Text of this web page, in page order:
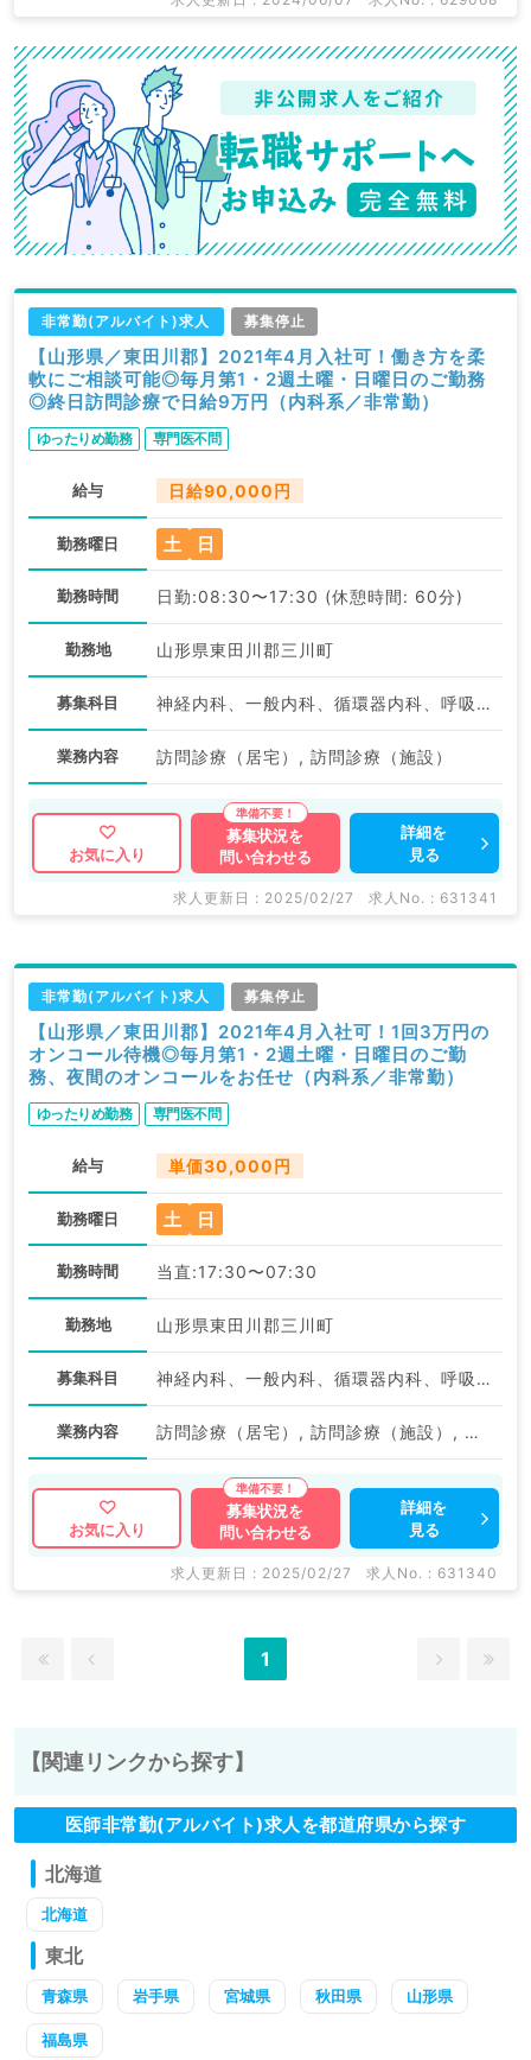
非常勤(アルバイト)求人 募集停止
【山形県／東田川郡】2021年4月入社可！働き方を柔
軟にご相談可能◎毎月第1・2週土曜・日曜日のご勤務
◎終日訪問診療で日給9万円（内科系／非常勤）
ゆったりめ勤務 専門医不問
給与 日給90,000円
勤務曜日 土 日
勤務時間 日勤:08:30〜17:30 (休憩時間: 60分)
勤務地 山形県東田川郡三川町
募集科目 神経内科、一般内科、循環器内科、呼吸器内科、消化器内科、内分泌・代謝内科、腎臓内科、老年内科、血液内科、外科系全般、一般外科、膠原病科
業務内容 訪問診療（居宅）, 訪問診療（施設）
お気に入り
募集状況を
問い合わせる
詳細を
見る
求人更新日 : 2025/02/27 求人No. : 631341
非常勤(アルバイト)求人 募集停止
【山形県／東田川郡】2021年4月入社可！1回3万円の
オンコール待機◎毎月第1・2週土曜・日曜日のご勤
務、夜間のオンコールをお任せ（内科系／非常勤）
ゆったりめ勤務 専門医不問
給与 単価30,000円
勤務曜日 土 日
勤務時間 当直:17:30〜07:30
勤務地 山形県東田川郡三川町
募集科目 神経内科、一般内科、循環器内科、呼吸器内科、消化器内科、内分泌・代謝内科、腎臓内科、老年内科、血液内科、外科系全般、一般外科、膠原病科
業務内容 訪問診療（居宅）, 訪問診療（施設）, 待機
お気に入り
募集状況を
問い合わせる
詳細を
見る
求人更新日 : 2025/02/27 求人No. : 631340
1
【関連リンクから探す】
医師非常勤(アルバイト)求人を都道府県から探す
北海道
北海道
東北
青森県 岩手県 宮城県 秋田県 山形県
福島県